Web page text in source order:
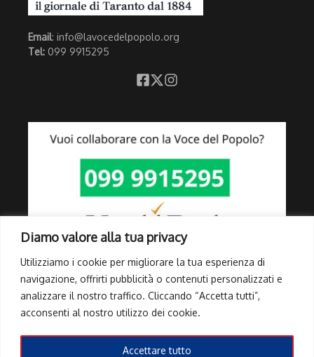
Diamo valore alla tua privacy
Utilizziamo i cookie per migliorare la tua esperienza di
navigazione, offrirti pubblicità o contenuti personalizzati e
analizzare il nostro traffico. Cliccando “Accetta tutti”,
acconsenti al nostro utilizzo dei cookie.
Accettare tutto
Email: info@lavocedelpopolo.org
Tel: 099 9915295
Link Utili